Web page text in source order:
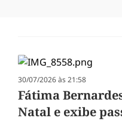
30/07/2026 às 21:58
Fátima
Natal e exibe